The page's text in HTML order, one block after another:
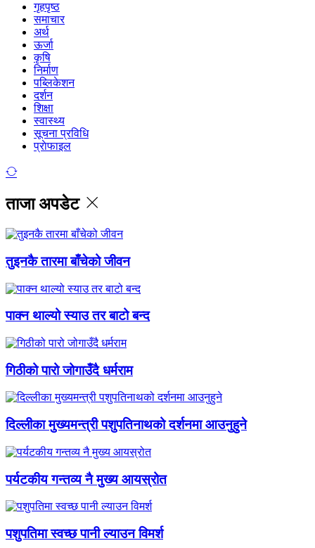
गृहपृष्ठ
समाचार
अर्थ
ऊर्जा
कृषि
निर्माण
पब्लिकेशन
दर्शन
शिक्षा
स्वास्थ्य
सूचना प्रविधि
प्राेफाइल
ताजा अपडेट
तुइनकै तारमा बाँचेको जीवन
पाक्न थाल्यो स्याउ तर बाटो बन्द
गिठीको पारो जोगाउँदै धर्मराम
दिल्लीका मुख्यमन्त्री पशुपतिनाथको दर्शनमा आउनुहुने
पर्यटकीय गन्तव्य नै मुख्य आयस्रोत
पशुपतिमा स्वच्छ पानी ल्याउन विमर्श